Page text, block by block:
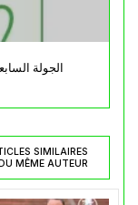
الجولة
SIMILAIRES
DU MÊME AUTEUR